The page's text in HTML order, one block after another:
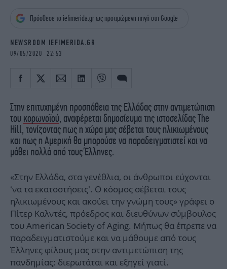
OSCARS
THE OCEAN
Πρόσθεσε το iefimerida.gr ως προτιμώμενη πηγή στη Google
NEWSROOM IEFIMERIDA.GR
09/05/2020 22:53
Στην επιτυχημένη προσπάθεια της Ελλάδας στην αντιμετώπιση
του κορωνοϊού, αναφέρεται δημοσίευμα της ιστοσελίδας The
Hill, τονίζοντας πως η χώρα μας σέβεται τους ηλικιωμένους
και πως η Αμερική θα μπορούσε να παραδειγματιστεί και να
μάθει πολλά από τους Έλληνες.
«Στην Ελλάδα, στα γενέθλια, οι άνθρωποι εύχονται
‘να τα εκατοστήσεις’. Ο κόσμος σέβεται τους
ηλικιωμένους και ακούει την γνώμη τους» γράφει ο
Πίτερ Καλντές, πρόεδρος και διευθύνων σύμβουλος
του American Society of Aging. Μήπως θα έπρεπε να
παραδειγματιστούμε και να μάθουμε από τους
Έλληνες φίλους μας στην αντιμετώπιση της
πανδημίας; διερωτάται και εξηγεί γιατί.